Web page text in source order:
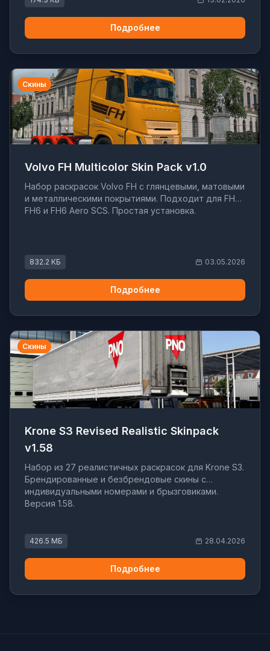
Подробнее
Скины
Volvo FH Multicolor Skin Pack v1.0
Набор раскрасок Volvo FH с глянцевыми, матовыми
и металлическими покрытиями. Подходит для FH5,
FH6 и FH6 Aero SCS. Простая установка.
832.2 КБ 03.05.2026
Подробнее
Скины
Krone S3 Revised Realistic Skinpack
v1.58
Набор из 27 реалистичных раскрасок для Krone S3.
Брендированные и безбрендовые скины с
индивидуальными номерами и брызговиками.
Версия 1.58.
426.5 МБ 28.04.2026
Подробнее